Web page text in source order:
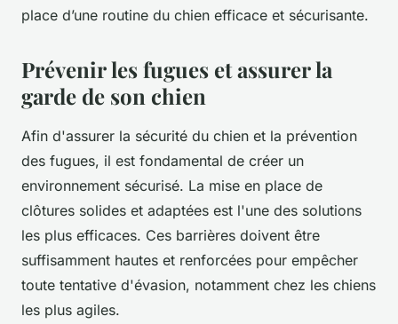
place d’une routine du chien efficace et sécurisante.
Prévenir les fugues et assurer la
garde de son chien
Afin d'assurer la sécurité du chien et la prévention
des fugues, il est fondamental de créer un
environnement sécurisé. La mise en place de
clôtures solides et adaptées est l'une des solutions
les plus efficaces. Ces barrières doivent être
suffisamment hautes et renforcées pour empêcher
toute tentative d'évasion, notamment chez les chiens
les plus agiles.